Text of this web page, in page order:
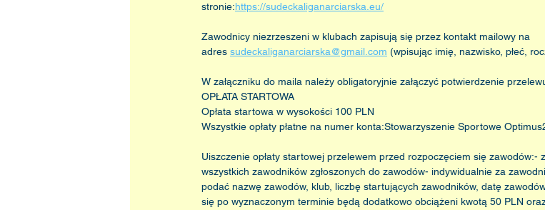
stronie:https://sudeckaliganarciarska.eu/
Zawodnicy niezrzeszeni w klubach zapisują się przez kontakt mailowy na
adres sudeckaliganarciarska@gmail.com (wpisując imię, nazwisko, płeć,
W załączniku do maila należy obligatoryjnie załączyć potwierdzenie
OPŁATA STARTOWA
Opłata startowa w wysokości 100 PLN
Wszystkie opłaty płatne na numer konta:Stowarzyszenie Sportowe
Uiszczenie opłaty startowej przelewem przed rozpoczęciem się
wszystkich zawodników zgłoszonych do zawodów- indywidualnie za
podać nazwę zawodów, klub, liczbę startujących zawodników, datę
się po wyznaczonym terminie będą dodatkowo obciążeni kwotą 50 PLN